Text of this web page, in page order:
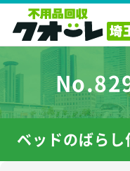
ベッドのばら